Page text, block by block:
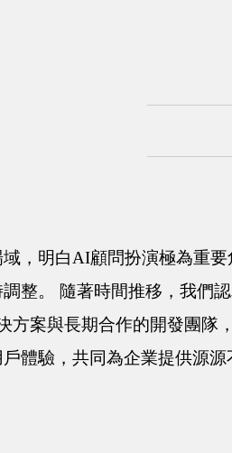
，明白AI顧問扮演極為重
整。 隨著時間推移，我們
方案與長期合作的開發團隊
體驗，共同為企業提供源